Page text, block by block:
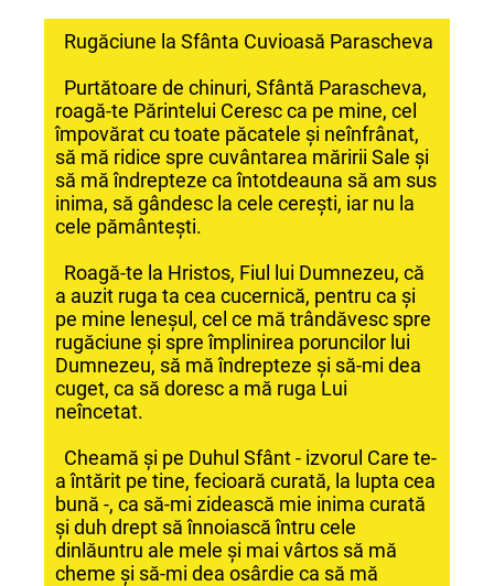
Rugăciune la Sfânta Cuvioasă Parascheva
Purtătoare de chinuri, Sfântă Parascheva,
roagă-te Părintelui Ceresc ca pe mine, cel
împovărat cu toate păcatele și neînfrânat,
să mă ridice spre cuvântarea măririi Sale și
să mă îndrepteze ca întotdeauna să am sus
inima, să gândesc la cele cerești, iar nu la
cele pământești.
Roagă-te la Hristos, Fiul lui Dumnezeu, că
a auzit ruga ta cea cucernică, pentru ca și
pe mine leneșul, cel ce mă trândăvesc spre
rugăciune și spre împlinirea poruncilor lui
Dumnezeu, să mă îndrepteze și să-mi dea
cuget, ca să doresc a mă ruga Lui
neîncetat.
Cheamă și pe Duhul Sfânt - izvorul Care te-
a întărit pe tine, fecioară curată, la lupta cea
bună -, ca să-mi zidească mie inima curată
și duh drept să înnoiască întru cele
dinlăuntru ale mele și mai vârtos să mă
cheme și să-mi dea osârdie ca să mă